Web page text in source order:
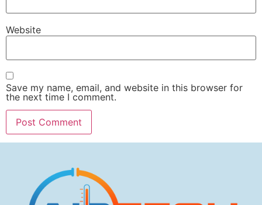
Website
Save my name, email, and website in this browser for
the next time I comment.